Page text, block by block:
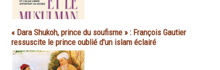
« Dara Shukoh, prince du soufisme » : François Gautier
ressuscite le prince oublié d'un islam éclairé